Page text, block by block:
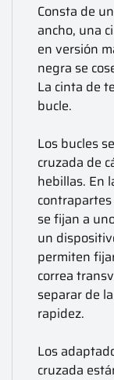
Consta de
ancho, una
en versión
negra se
La cinta de
bucle.
Los bucles
cruzada de
hebillas. En
se fijan a
un
permiten
correa
separar de
rapidez.
Los
cruzada